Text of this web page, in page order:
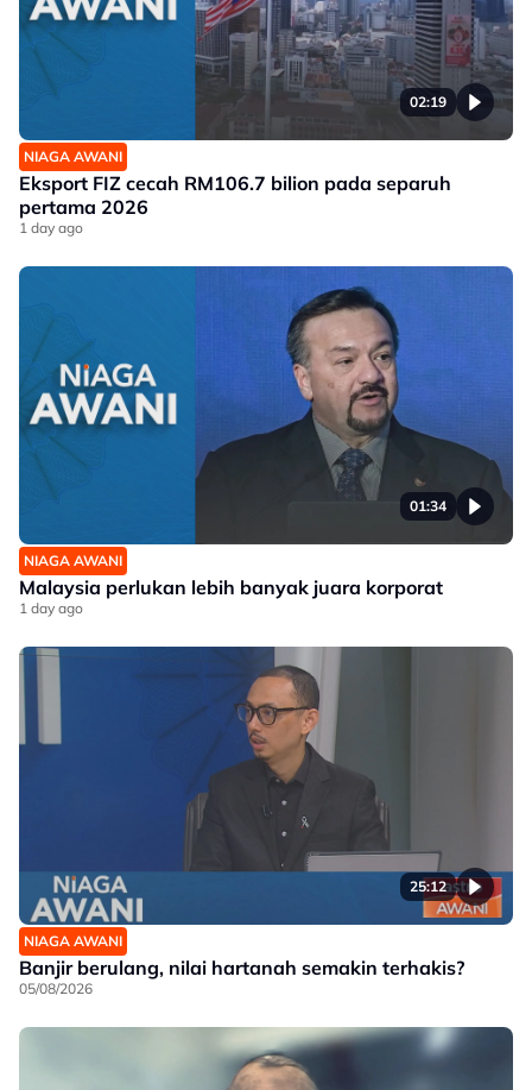
02:19
NIAGA AWANI
Eksport FIZ cecah RM106.7 bilion pada separuh
pertama 2026
1 day ago
01:34
NIAGA AWANI
Malaysia perlukan lebih banyak juara korporat
1 day ago
25:12
NIAGA AWANI
Banjir berulang, nilai hartanah semakin terhakis?
05/08/2026